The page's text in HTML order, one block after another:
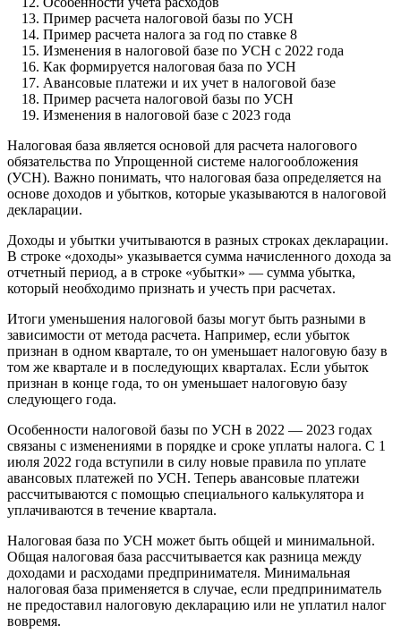
Пример расчета налоговой базы по УСН
Пример расчета налога за год по ставке 8
Изменения в налоговой базе по УСН с 2022 года
Как формируется налоговая база по УСН
Авансовые платежи и их учет в налоговой базе
Пример расчета налоговой базы по УСН
Изменения в налоговой базе с 2023 года
Налоговая база является основой для расчета налогового
обязательства по Упрощенной системе налогообложения
(УСН). Важно понимать, что налоговая база определяется на
основе доходов и убытков, которые указываются в налоговой
декларации.
Доходы и убытки учитываются в разных строках декларации.
В строке «доходы» указывается сумма начисленного дохода за
отчетный период, а в строке «убытки» — сумма убытка,
который необходимо признать и учесть при расчетах.
Итоги уменьшения налоговой базы могут быть разными в
зависимости от метода расчета. Например, если убыток
признан в одном квартале, то он уменьшает налоговую базу в
том же квартале и в последующих кварталах. Если убыток
признан в конце года, то он уменьшает налоговую базу
следующего года.
Особенности налоговой базы по УСН в 2022 — 2023 годах
связаны с изменениями в порядке и сроке уплаты налога. С 1
июля 2022 года вступили в силу новые правила по уплате
авансовых платежей по УСН. Теперь авансовые платежи
рассчитываются с помощью специального калькулятора и
уплачиваются в течение квартала.
Налоговая база по УСН может быть общей и минимальной.
Общая налоговая база рассчитывается как разница между
доходами и расходами предпринимателя. Минимальная
налоговая база применяется в случае, если предприниматель
не предоставил налоговую декларацию или не уплатил налог
вовремя.